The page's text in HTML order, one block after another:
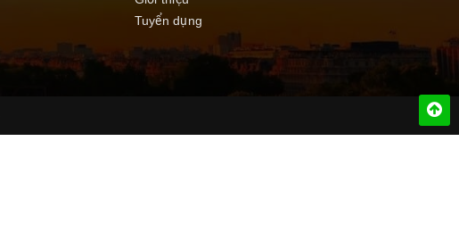
Tuyển dụng